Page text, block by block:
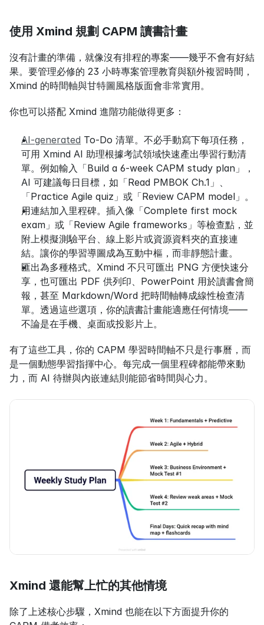
使用 Xmind 規劃 CAPM 讀書計畫
沒有計畫的準備，就像沒有排程的專案——幾乎不會有好結
果。要管理必修的 23 小時專案管理教育與額外複習時間，
Xmind 的時間軸與甘特圖風格版面會非常實用。
你也可以搭配 Xmind 進階功能做得更多：
AI-generated To-Do 清單。不必手動寫下每項任務，
可用 Xmind AI 助理根據考試領域快速產出學習行動清
單。例如輸入「Build a 6-week CAPM study plan」，
AI 可建議每日目標，如「Read PMBOK Ch.1」、
「Practice Agile quiz」或「Review CAPM model」。
用連結加入里程碑。插入像「Complete first mock
exam」或「Review Agile frameworks」等檢查點，並
附上模擬測驗平台、線上影片或資源資料夾的直接連
結。讓你的學習導圖成為互動中樞，而非靜態計畫。
匯出為多種格式。Xmind 不只可匯出 PNG 方便快速分
享，也可匯出 PDF 供列印、PowerPoint 用於讀書會簡
報，甚至 Markdown/Word 把時間軸轉成線性檢查清
單。透過這些選項，你的讀書計畫能適應任何情境——
不論是在手機、桌面或投影片上。
有了這些工具，你的 CAPM 學習時間軸不只是行事曆，而
是一個動態學習指揮中心。每完成一個里程碑都能帶來動
力，而 AI 待辦與內嵌連結則能節省時間與心力。
Xmind 還能幫上忙的其他情境
除了上述核心步驟，Xmind 也能在以下方面提升你的